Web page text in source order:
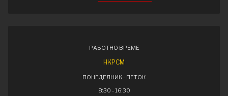
РАБОТНО ВРЕМЕ
НКРСМ
ПОНЕДЕЛНИК - ПЕТОК
8:30 - 16:30